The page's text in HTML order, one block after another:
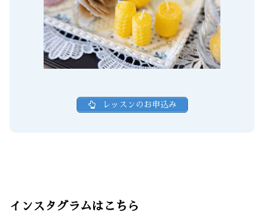
レッスンのお申込み
インスタグラムはこちら